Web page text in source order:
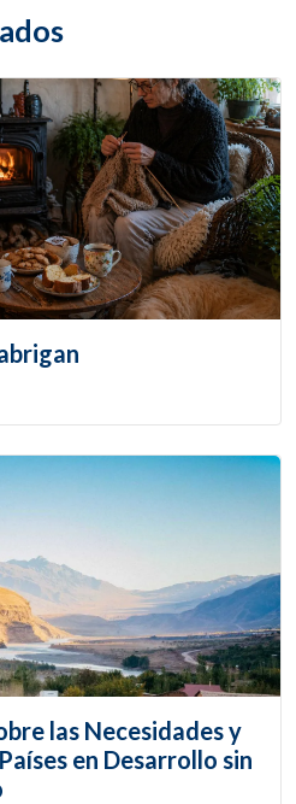
las Necesidades y
en Desarrollo sin